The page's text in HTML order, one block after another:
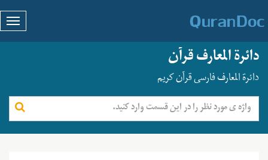
دائرة المعارف قرآن
دائرة المعارف فارسی قرآن کریم